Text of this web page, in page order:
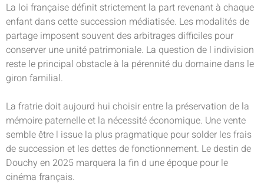
La loi française définit strictement la part revenant à chaque
enfant dans cette succession médiatisée. Les modalités de
partage imposent souvent des arbitrages difficiles pour
conserver une unité patrimoniale. La question de l indivision
reste le principal obstacle à la pérennité du domaine dans le
giron familial.
La fratrie doit aujourd hui choisir entre la préservation de la
mémoire paternelle et la nécessité économique. Une vente
semble être l issue la plus pragmatique pour solder les frais
de succession et les dettes de fonctionnement. Le destin de
Douchy en 2025 marquera la fin d une époque pour le
cinéma français.